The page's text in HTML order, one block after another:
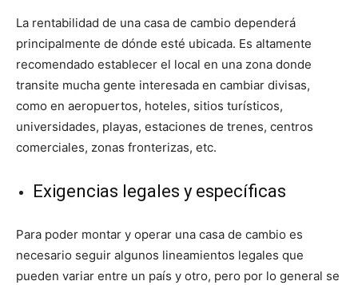
La rentabilidad de una casa de cambio dependerá
principalmente de dónde esté ubicada. Es altamente
recomendado establecer el local en una zona donde
transite mucha gente interesada en cambiar divisas,
como en aeropuertos, hoteles, sitios turísticos,
universidades, playas, estaciones de trenes, centros
comerciales, zonas fronterizas, etc.
Exigencias legales y específicas
Para poder montar y operar una casa de cambio es
necesario seguir algunos lineamientos legales que
pueden variar entre un país y otro, pero por lo general se